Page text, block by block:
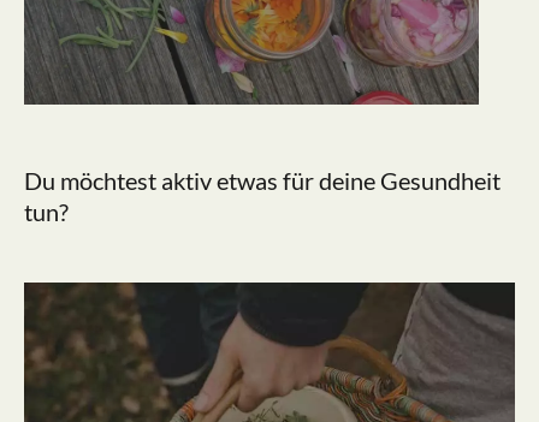
Du möchtest aktiv etwas für deine Gesundheit
tun?